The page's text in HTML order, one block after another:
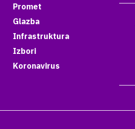
Promet
Glazba
Infrastruktura
Izbori
Koronavirus